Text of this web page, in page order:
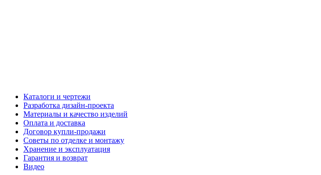
Каталоги и чертежи
Разработка дизайн-проекта
Материалы и качество изделий
Оплата и доставка
Договор купли-продажи
Советы по отделке и монтажу
Хранение и эксплуатация
Гарантия и возврат
Видео